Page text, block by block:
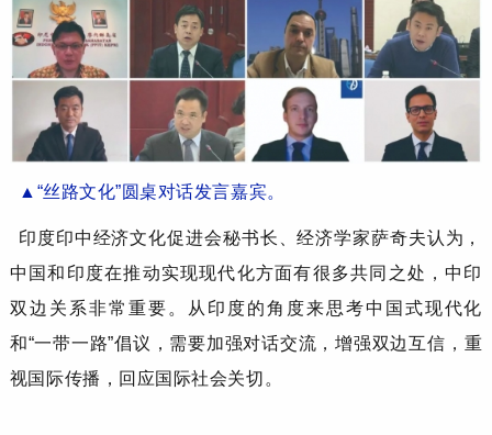
▲ “丝路文化”圆桌对话发言嘉宾。
印度印中经济文化促进会秘书长、经济学家萨奇夫认为，
中国和印度在推动实现现代化方面有很多共同之处，中印
双边关系非常重要。从印度的角度来思考中国式现代化
和“一带一路”倡议，需要加强对话交流，增强双边互信，重
视国际传播，回应国际社会关切。